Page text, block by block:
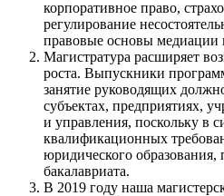
корпоративное право,
регулирование
правовые основы медиации
Магистратура расширяет
роста. Выпускники
занятие руководящих
субъектах, предприятиях,
и управления, поскольку в
квалификационных
юридического
бакалавриата.
В 2019 году наша